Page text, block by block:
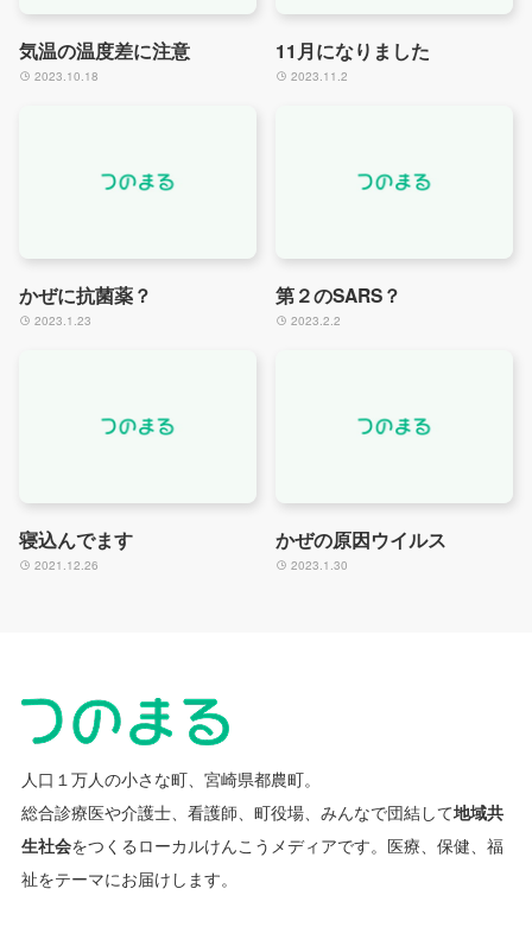
気温の温度差に注意
2023.10.18
11月になりました
2023.11.2
かぜに抗菌薬？
2023.1.23
第２のSARS？
2023.2.2
寝込んでます
2021.12.26
かぜの原因ウイルス
2023.1.30
人口１万人の小さな町、宮崎県都農町。
総合診療医や介護士、看護師、町役場、みんなで団結して地域共
生社会をつくるローカルけんこうメディアです。 医療、保健、福
祉をテーマにお届けします。